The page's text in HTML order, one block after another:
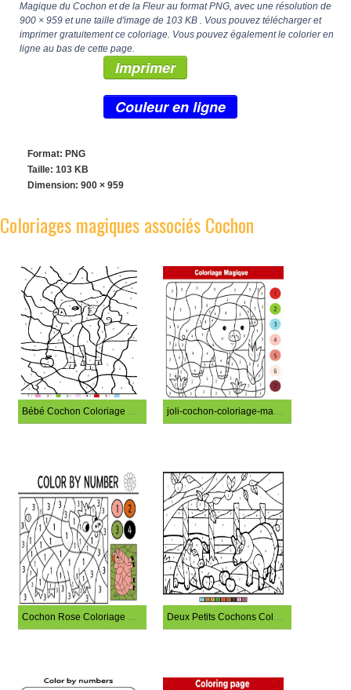
Magique du Cochon et de la Fleur au format PNG, avec une résolution de
900 × 959 et une taille d'image de 103 KB . Vous pouvez télécharger et
imprimer gratuitement ce coloriage. Vous pouvez également le colorier en
ligne au bas de cette page.
Imprimer
Couleur en ligne
Format: PNG
Taille: 103 KB
Dimension: 900 × 959
Coloriages magiques associés Cochon
Bébé Cochon Coloriage Magique joli-cochon-coloriage-magique
Cochon Rose Coloriage Magique Deux Petits Cochons Coloriage Magique